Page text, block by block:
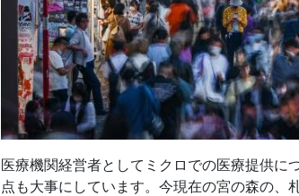
医療機関経営者としてミクロでの医療提供に
点も大事にしています。今現在の宮の森の、